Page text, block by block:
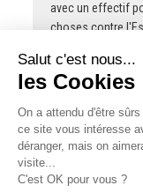
avec un effectif
choses contre
ne touchera
Mangala est payé
faire entrer